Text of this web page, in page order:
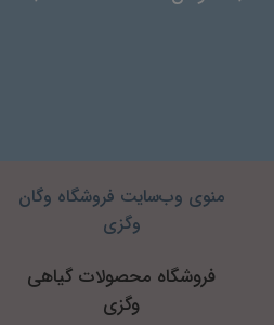
منوی وب‌سایت فروشگاه وگان
وگزی
فروشگاه محصولات گیاهی
وگزی